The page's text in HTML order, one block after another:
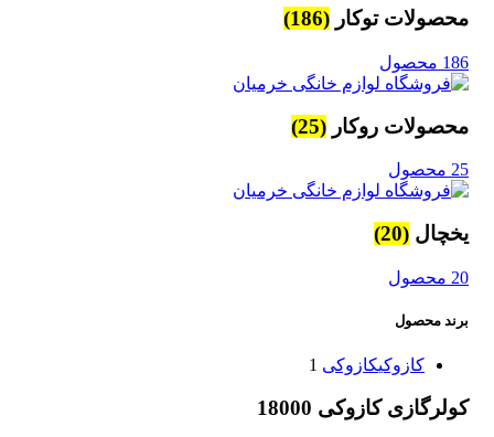
محصولات توکار (186)
186 محصول
محصولات روکار (25)
25 محصول
یخچال (20)
20 محصول
برند محصول
کازوکیکازوکی 1
کولرگازی کازوکی 18000